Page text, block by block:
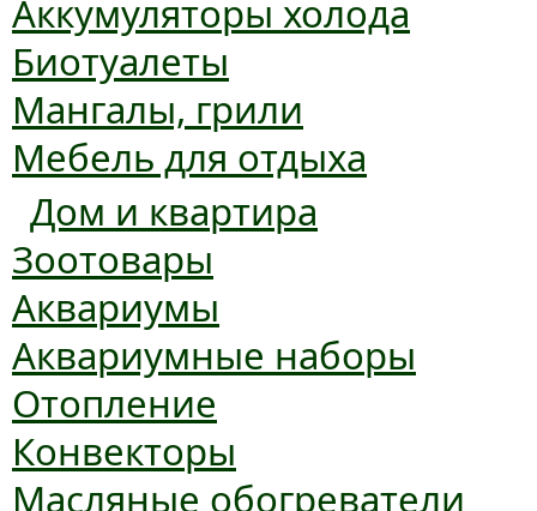
Аккумуляторы холода
Биотуалеты
Мангалы, грили
Мебель для отдыха
Дом и квартира
Зоотовары
Аквариумы
Аквариумные наборы
Отопление
Конвекторы
Масляные обогреватели